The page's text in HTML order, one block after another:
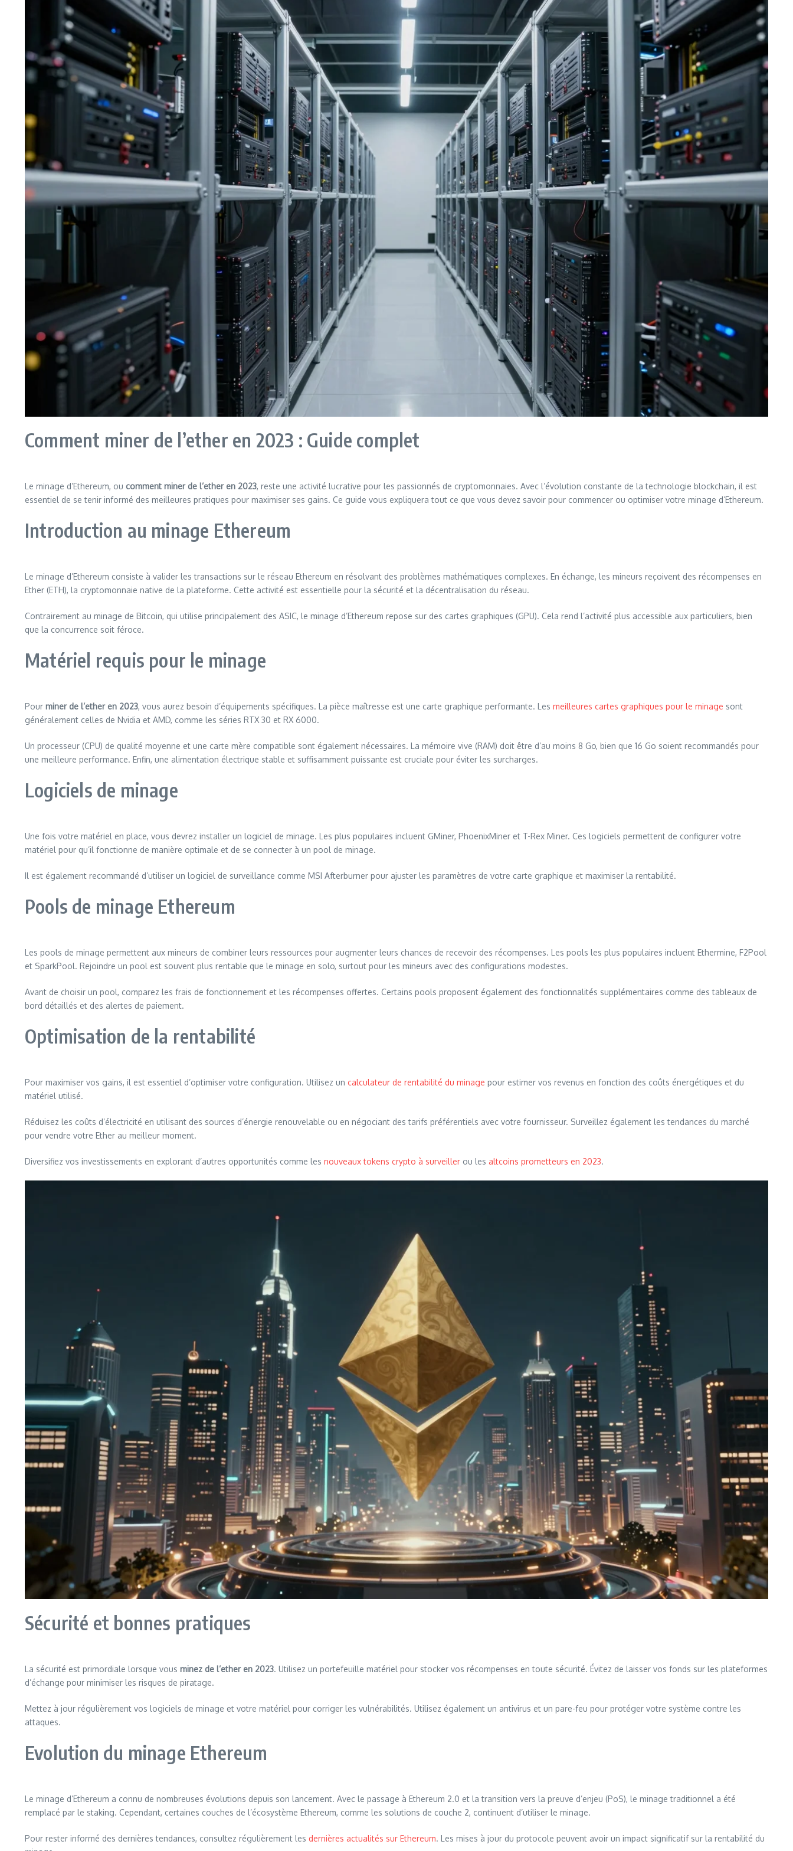
Comment miner de l’ether en 2023 : Guide complet
Le minage d’Ethereum, ou comment miner de l’ether en 2023, reste une activité lucrative pour les passionnés de cryptomonnaies. Avec l’évolution constante de la technologie blockchain, il est
essentiel de se tenir informé des meilleures pratiques pour maximiser ses gains. Ce guide vous expliquera tout ce que vous devez savoir pour commencer ou optimiser votre minage d’Ethereum.
Introduction au minage Ethereum
Le minage d’Ethereum consiste à valider les transactions sur le réseau Ethereum en résolvant des problèmes mathématiques complexes. En échange, les mineurs reçoivent des récompenses en
Ether (ETH), la cryptomonnaie native de la plateforme. Cette activité est essentielle pour la sécurité et la décentralisation du réseau.
Contrairement au minage de Bitcoin, qui utilise principalement des ASIC, le minage d’Ethereum repose sur des cartes graphiques (GPU). Cela rend l’activité plus accessible aux particuliers, bien
que la concurrence soit féroce.
Matériel requis pour le minage
Pour miner de l’ether en 2023, vous aurez besoin d’équipements spécifiques. La pièce maîtresse est une carte graphique performante. Les meilleures cartes graphiques pour le minage sont
généralement celles de Nvidia et AMD, comme les séries RTX 30 et RX 6000.
Un processeur (CPU) de qualité moyenne et une carte mère compatible sont également nécessaires. La mémoire vive (RAM) doit être d’au moins 8 Go, bien que 16 Go soient recommandés pour
une meilleure performance. Enfin, une alimentation électrique stable et suffisamment puissante est cruciale pour éviter les surcharges.
Logiciels de minage
Une fois votre matériel en place, vous devrez installer un logiciel de minage. Les plus populaires incluent GMiner, PhoenixMiner et T-Rex Miner. Ces logiciels permettent de configurer votre
matériel pour qu’il fonctionne de manière optimale et de se connecter à un pool de minage.
Il est également recommandé d’utiliser un logiciel de surveillance comme MSI Afterburner pour ajuster les paramètres de votre carte graphique et maximiser la rentabilité.
Pools de minage Ethereum
Les pools de minage permettent aux mineurs de combiner leurs ressources pour augmenter leurs chances de recevoir des récompenses. Les pools les plus populaires incluent Ethermine, F2Pool
et SparkPool. Rejoindre un pool est souvent plus rentable que le minage en solo, surtout pour les mineurs avec des configurations modestes.
Avant de choisir un pool, comparez les frais de fonctionnement et les récompenses offertes. Certains pools proposent également des fonctionnalités supplémentaires comme des tableaux de
bord détaillés et des alertes de paiement.
Optimisation de la rentabilité
Pour maximiser vos gains, il est essentiel d’optimiser votre configuration. Utilisez un calculateur de rentabilité du minage pour estimer vos revenus en fonction des coûts énergétiques et du
matériel utilisé.
Réduisez les coûts d’électricité en utilisant des sources d’énergie renouvelable ou en négociant des tarifs préférentiels avec votre fournisseur. Surveillez également les tendances du marché
pour vendre votre Ether au meilleur moment.
Diversifiez vos investissements en explorant d’autres opportunités comme les nouveaux tokens crypto à surveiller ou les altcoins prometteurs en 2023.
Sécurité et bonnes pratiques
La sécurité est primordiale lorsque vous minez de l’ether en 2023. Utilisez un portefeuille matériel pour stocker vos récompenses en toute sécurité. Évitez de laisser vos fonds sur les plateformes
d’échange pour minimiser les risques de piratage.
Mettez à jour régulièrement vos logiciels de minage et votre matériel pour corriger les vulnérabilités. Utilisez également un antivirus et un pare-feu pour protéger votre système contre les
attaques.
Evolution du minage Ethereum
Le minage d’Ethereum a connu de nombreuses évolutions depuis son lancement. Avec le passage à Ethereum 2.0 et la transition vers la preuve d’enjeu (PoS), le minage traditionnel a été
remplacé par le staking. Cependant, certaines couches de l’écosystème Ethereum, comme les solutions de couche 2, continuent d’utiliser le minage.
Pour rester informé des dernières tendances, consultez régulièrement les dernières actualités sur Ethereum. Les mises à jour du protocole peuvent avoir un impact significatif sur la rentabilité du